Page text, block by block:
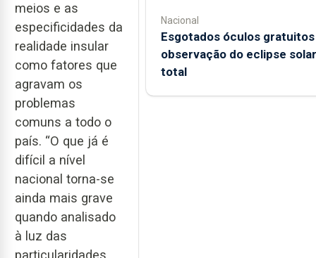
meios e as
especificidades da
realidade insular
como fatores que
agravam os
problemas
comuns a todo o
país. “O que já é
difícil a nível
nacional torna-se
ainda mais grave
quando analisado
à luz das
Nacional
Esgotados óculos gratuitos
observação do eclipse solar
total